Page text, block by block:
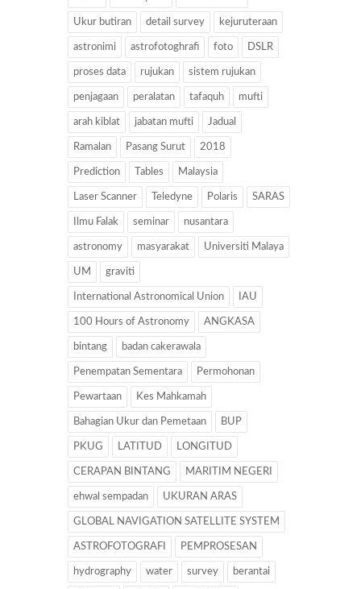
Ukur butiran detail survey kejuruteraan
astronimi astrofotoghrafi foto DSLR
proses data rujukan sistem rujukan
penjagaan peralatan tafaquh mufti
arah kiblat jabatan mufti Jadual
Ramalan Pasang Surut 2018
Prediction Tables Malaysia
Laser Scanner Teledyne Polaris SARAS
Ilmu Falak seminar nusantara
astronomy masyarakat Universiti Malaya
UM graviti
International Astronomical Union IAU
100 Hours of Astronomy ANGKASA
bintang badan cakerawala
Penempatan Sementara Permohonan
Pewartaan Kes Mahkamah
Bahagian Ukur dan Pemetaan BUP
PKUG LATITUD LONGITUD
CERAPAN BINTANG MARITIM NEGERI
ehwal sempadan UKURAN ARAS
GLOBAL NAVIGATION SATELLITE SYSTEM
ASTROFOTOGRAFI PEMPROSESAN
hydrography water survey berantai